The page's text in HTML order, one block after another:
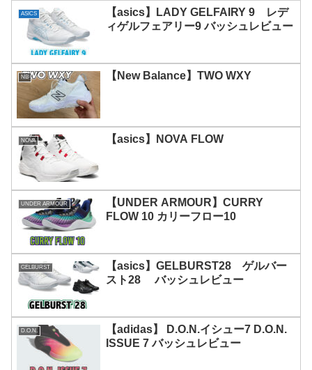
ASICS
【asics】LADY GELFAIRY 9 レデ
ィゲルフェアリー9 バッシュレビュー
NB 【New Balance】TWO WXY
NOVA 【asics】NOVA FLOW
UNDER ARMOUR
【UNDER ARMOUR】CURRY
FLOW 10 カリーフロー10
GELBURST
【asics】GELBURST28 ゲルバー
スト28 バッシュレビュー
D.O.N.
【adidas】 D.O.N.イシュー7 D.O.N.
ISSUE 7 バッシュレビュー